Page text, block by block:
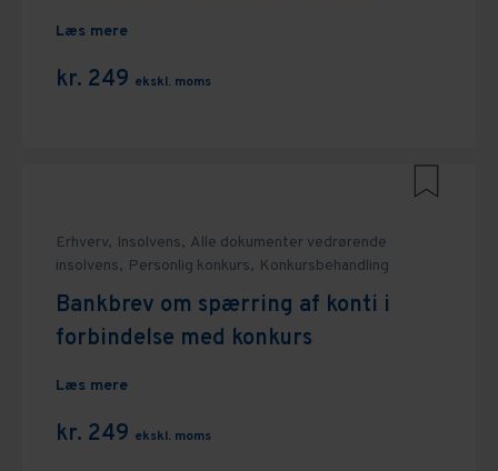
Læs mere
kr. 249 ekskl. moms
Erhverv, Insolvens, Alle dokumenter vedrørende
insolvens, Personlig konkurs, Konkursbehandling
Bankbrev om spærring af konti i
forbindelse med konkurs
Læs mere
kr. 249 ekskl. moms